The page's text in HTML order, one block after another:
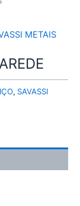
METAIS
, SAVASSI